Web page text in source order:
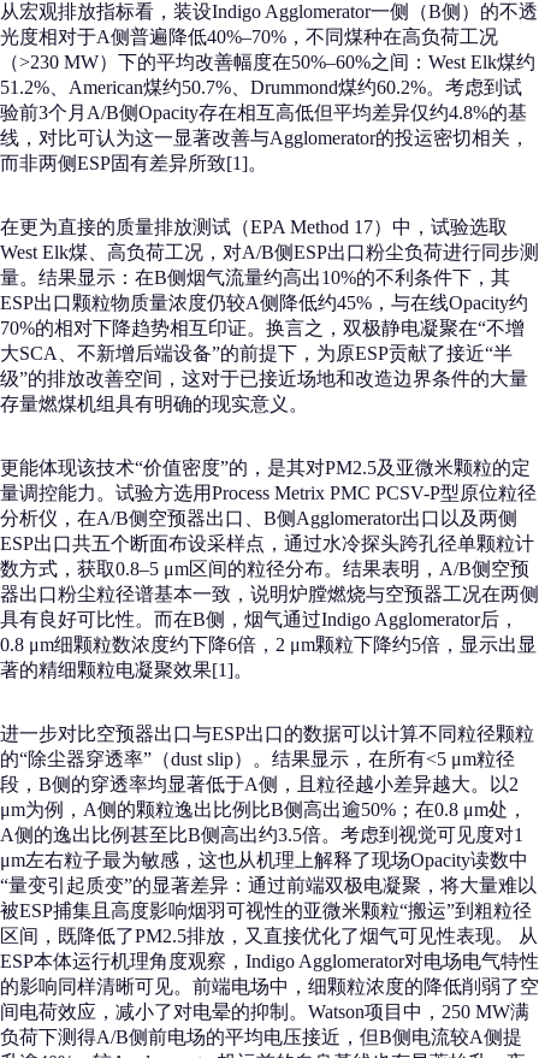
从宏观排放指标看，装设Indigo Agglomerator一侧（B侧）的不透
光度相对于A侧普遍降低40%–70%，不同煤种在高负荷工况
（>230 MW）下的平均改善幅度在50%–60%之间：West Elk煤约
51.2%、American煤约50.7%、Drummond煤约60.2%。考虑到试
验前3个月A/B侧Opacity存在相互高低但平均差异仅约4.8%的基
线，对比可认为这一显著改善与Agglomerator的投运密切相关，
而非两侧ESP固有差异所致[1]。
在更为直接的质量排放测试（EPA Method 17）中，试验选取
West Elk煤、高负荷工况，对A/B侧ESP出口粉尘负荷进行同步测
量。结果显示：在B侧烟气流量约高出10%的不利条件下，其
ESP出口颗粒物质量浓度仍较A侧降低约45%，与在线Opacity约
70%的相对下降趋势相互印证。换言之，双极静电凝聚在“不增
大SCA、不新增后端设备”的前提下，为原ESP贡献了接近“半
级”的排放改善空间，这对于已接近场地和改造边界条件的大量
存量燃煤机组具有明确的现实意义。
更能体现该技术“价值密度”的，是其对PM2.5及亚微米颗粒的定
量调控能力。试验方选用Process Metrix PMC PCSV-P型原位粒径
分析仪，在A/B侧空预器出口、B侧Agglomerator出口以及两侧
ESP出口共五个断面布设采样点，通过水冷探头跨孔径单颗粒计
数方式，获取0.8–5 μm区间的粒径分布。结果表明，A/B侧空预
器出口粉尘粒径谱基本一致，说明炉膛燃烧与空预器工况在两侧
具有良好可比性。而在B侧，烟气通过Indigo Agglomerator后，
0.8 μm细颗粒数浓度约下降6倍，2 μm颗粒下降约5倍，显示出显
著的精细颗粒电凝聚效果[1]。
进一步对比空预器出口与ESP出口的数据可以计算不同粒径颗粒
的“除尘器穿透率”（dust slip）。结果显示，在所有<5 μm粒径
段，B侧的穿透率均显著低于A侧，且粒径越小差异越大。以2
μm为例，A侧的颗粒逸出比例比B侧高出逾50%；在0.8 μm处，
A侧的逸出比例甚至比B侧高出约3.5倍。考虑到视觉可见度对1
μm左右粒子最为敏感，这也从机理上解释了现场Opacity读数中
“量变引起质变”的显著差异：通过前端双极电凝聚，将大量难以
被ESP捕集且高度影响烟羽可视性的亚微米颗粒“搬运”到粗粒径
区间，既降低了PM2.5排放，又直接优化了烟气可见性表现。 从
ESP本体运行机理角度观察，Indigo Agglomerator对电场电气特性
的影响同样清晰可见。前端电场中，细颗粒浓度的降低削弱了空
间电荷效应，减小了对电晕的抑制。Watson项目中，250 MW满
负荷下测得A/B侧前电场的平均电压接近，但B侧电流较A侧提